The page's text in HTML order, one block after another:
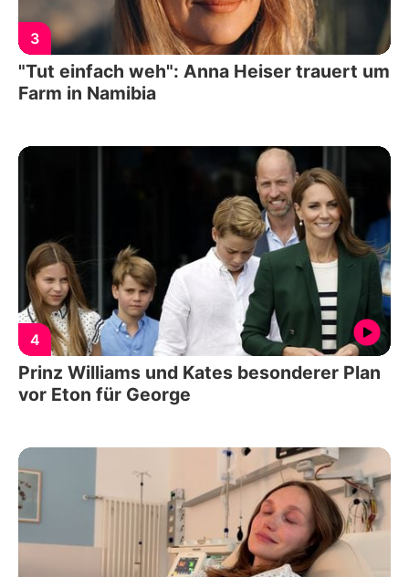
3
"Tut einfach weh": Anna Heiser trauert um
Farm in Namibia
4
Prinz Williams und Kates besonderer Plan
vor Eton für George